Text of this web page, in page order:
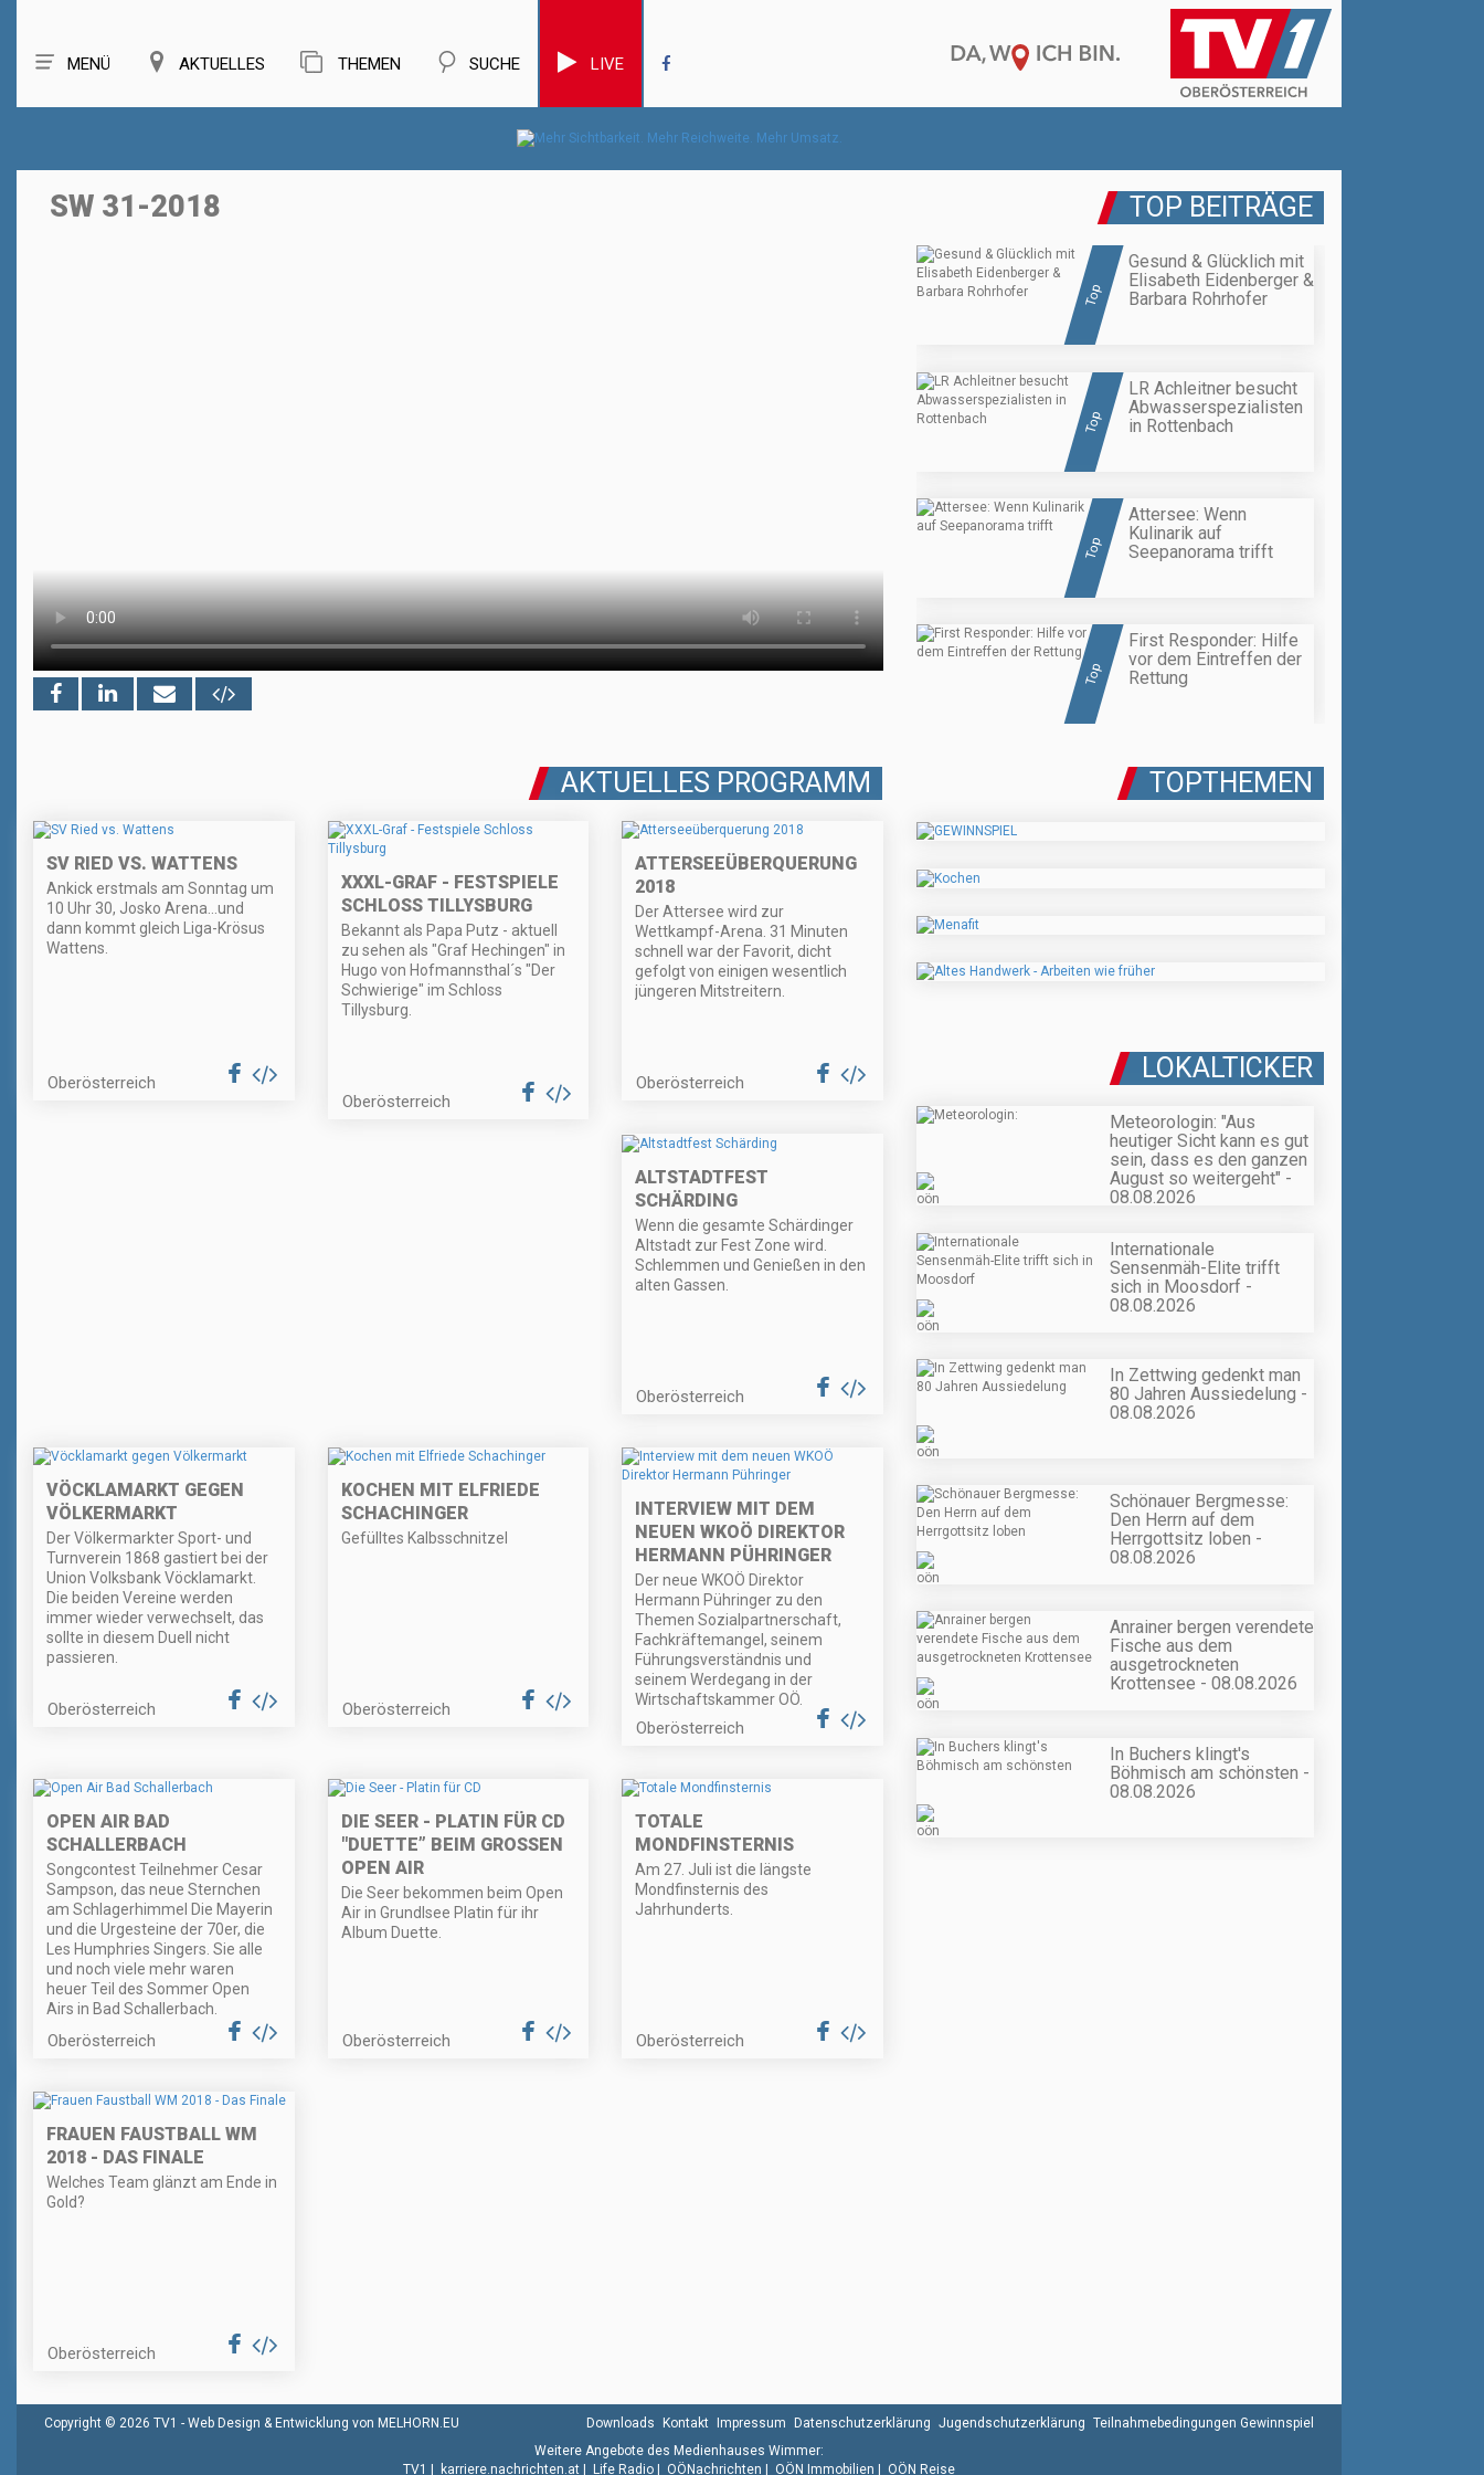
MENÜ AKTUELLES THEMEN SUCHE LIVE
SW 31-2018 TOP BEITRÄGE
Top
Gesund & Glücklich mit
Elisabeth Eidenberger &
Barbara Rohrhofer
Top
LR Achleitner besucht
Abwasserspezialisten
in Rottenbach
Top
Attersee: Wenn
Kulinarik auf
Seepanorama trifft
Top
First Responder: Hilfe
vor dem Eintreffen der
Rettung
AKTUELLES PROGRAMM
SV RIED VS. WATTENS
Ankick erstmals am Sonntag um
10 Uhr 30, Josko Arena...und
dann kommt gleich Liga-Krösus
Wattens.
Oberösterreich
XXXL-GRAF - FESTSPIELE
SCHLOSS TILLYSBURG
Bekannt als Papa Putz - aktuell
zu sehen als "Graf Hechingen" in
Hugo von Hofmannsthal´s "Der
Schwierige" im Schloss
Tillysburg.
Oberösterreich
ATTERSEEÜBERQUERUNG
2018
Der Attersee wird zur
Wettkampf-Arena. 31 Minuten
schnell war der Favorit, dicht
gefolgt von einigen wesentlich
jüngeren Mitstreitern.
Oberösterreich
ALTSTADTFEST
SCHÄRDING
Wenn die gesamte Schärdinger
Altstadt zur Fest Zone wird.
Schlemmen und Genießen in den
alten Gassen.
Oberösterreich
VÖCKLAMARKT GEGEN
VÖLKERMARKT
Der Völkermarkter Sport- und
Turnverein 1868 gastiert bei der
Union Volksbank Vöcklamarkt.
Die beiden Vereine werden
immer wieder verwechselt, das
sollte in diesem Duell nicht
passieren.
Oberösterreich
KOCHEN MIT ELFRIEDE
SCHACHINGER
Gefülltes Kalbsschnitzel
Oberösterreich
INTERVIEW MIT DEM
NEUEN WKOÖ DIREKTOR
HERMANN PÜHRINGER
Der neue WKOÖ Direktor
Hermann Pühringer zu den
Themen Sozialpartnerschaft,
Fachkräftemangel, seinem
Führungsverständnis und
seinem Werdegang in der
Wirtschaftskammer OÖ.
Oberösterreich
OPEN AIR BAD
SCHALLERBACH
Songcontest Teilnehmer Cesar
Sampson, das neue Sternchen
am Schlagerhimmel Die Mayerin
und die Urgesteine der 70er, die
Les Humphries Singers. Sie alle
und noch viele mehr waren
heuer Teil des Sommer Open
Airs in Bad Schallerbach.
Oberösterreich
DIE SEER - PLATIN FÜR CD
"DUETTE” BEIM GROSSEN O
PEN AIR
Die Seer bekommen beim Open
Air in Grundlsee Platin für ihr
Album Duette.
Oberösterreich
TOTALE
MONDFINSTERNIS
Am 27. Juli ist die längste
Mondfinsternis des
Jahrhunderts.
Oberösterreich
FRAUEN FAUSTBALL WM
2018 - DAS FINALE
Welches Team glänzt am Ende in
Gold?
Oberösterreich
TOPTHEMEN
LOKALTICKER
Meteorologin: "Aus
heutiger Sicht kann es gut
sein, dass es den ganzen
August so weitergeht" -
08.08.2026
Internationale
Sensenmäh-Elite trifft
sich in Moosdorf -
08.08.2026
In Zettwing gedenkt man
80 Jahren Aussiedelung -
08.08.2026
Schönauer Bergmesse:
Den Herrn auf dem
Herrgottsitz loben -
08.08.2026
Anrainer bergen verendete
Fische aus dem
ausgetrockneten
Krottensee - 08.08.2026
In Buchers klingt's
Böhmisch am schönsten -
08.08.2026
Copyright © 2026 TV1 - Web Design & Entwicklung von MELHORN.EU Downloads Kontakt Impressum Datenschutzerklärung Jugendschutzerklärung Teilnahmebedingungen Gewinnspiel
Weitere Angebote des Medienhauses Wimmer:
TV1
karriere.nachrichten.at Life Radio OÖNachrichten OÖN Immobilien OÖN Reise